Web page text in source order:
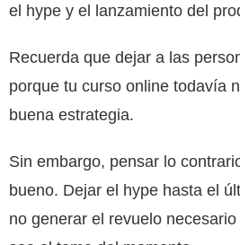
el hype y el lanzamiento del
Recuerda que dejar a las
porque tu curso online todavía
buena estrategia.
Sin embargo, pensar lo
bueno. Dejar el hype hasta el
no generar el revuelo